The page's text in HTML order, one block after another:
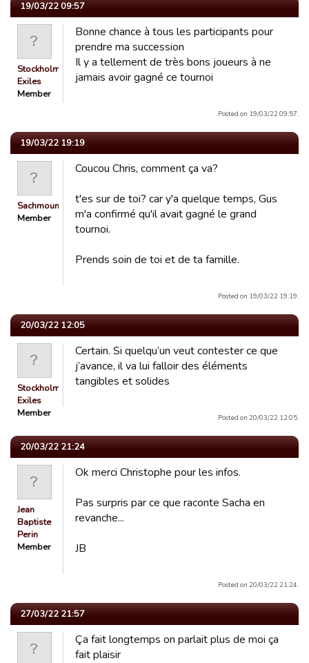
19/03/22 09:57
Stockholm
Exiles
Member
Bonne chance à tous les participants pour
prendre ma succession
Il y a tellement de très bons joueurs à ne
jamais avoir gagné ce tournoi
Posted on 19/03/22 09:57.
19/03/22 19:19
Sachmoun
Member
Coucou Chris, comment ça va?
t'es sur de toi? car y'a quelque temps, Gus
m'a confirmé qu'il avait gagné le grand
tournoi.
Prends soin de toi et de ta famille.
Posted on 19/03/22 19:19.
20/03/22 12:05
Stockholm
Exiles
Member
Certain. Si quelqu’un veut contester ce que
j’avance, il va lui falloir des éléments
tangibles et solides
Posted on 20/03/22 12:05.
20/03/22 21:24
Jean
Baptiste
Perin
Member
Ok merci Christophe pour les infos.
Pas surpris par ce que raconte Sacha en
revanche...
JB
Posted on 20/03/22 21:24.
27/03/22 21:57
Ça fait longtemps on parlait plus de moi ça
fait plaisir